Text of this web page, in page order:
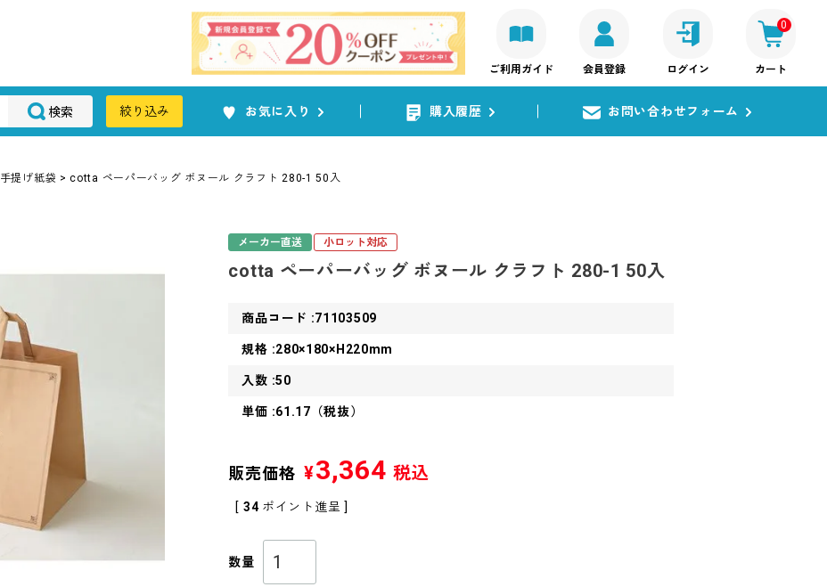
ご利用ガイド 会員登録 ログイン
0
カート
検索 絞り込み お気に入り 購入履歴 お問い合わせフォーム
手提げ紙袋 cotta ペーパーバッグ ボヌール クラフト 280-1 50入
メーカー直送 小ロット対応
cotta ペーパーバッグ ボヌール クラフト 280-1 50入
商品コード :71103509
規格 :280×180×H220mm
入数 :50
単価 :61.17（税抜）
販売価格 ¥3,364 税込
[ 34 ポイント進呈 ]